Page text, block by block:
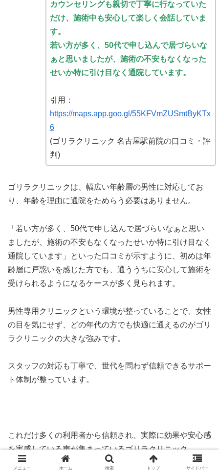
カウンセリングも親切で丁寧に行なっていた
だけ、施術中も安心して楽しく会話していま
す。
若い方が多く、50代で申し込んで居づらいな
ぁと思いましたが、施術の不安もなくなった
せいか特に引け目なく通院しています。
引用：
https://maps.app.goo.gl/55KFVmZUSmtByKTx
6
(ゴリラクリニック 名古屋駅前院の口コミ・評
判)
ゴリラクリニックは、幅広い年齢層の男性に対応してお
り、年齢を理由に通院をためらう必要はありません。
「若い方が多く、50代で申し込んで居づらいなぁと思い
ましたが、施術の不安もなくなったせいか特に引け目なく
通院しています」といった口コミが示すように、初めは年
齢層に戸惑いを感じた方でも、通ううちに安心して施術を
受けられるようになるケースが多く見られます。
男性専用クリニックという環境が整っていることで、女性
の目を気にせず、どの年代の方でも快適に通えるのがゴリ
ラクリニックの大きな強みです。
スタッフの対応も丁寧で、世代を問わず信頼できるサポー
ト体制が整っています。
これだけ多くの利用者から信頼され、実際に効果や安心感
を実感している声が集まっているゴリラクリニック。
メニュー ホーム 検索 トップ サイドバー